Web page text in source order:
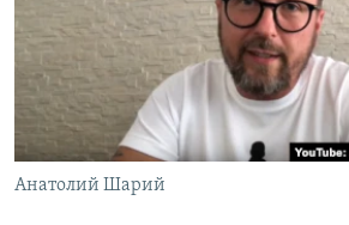
ПОБЕДИТЕЛЕЙ НЕ СУДЯТ?
КРЫМ.НЕПОКОРЕННЫЙ
ELIFBE
УКРАИНСКАЯ ПРОБЛЕМА КРЫМА
ПРИСОЕДИНЯЙТЕСЬ!
Все сайты RFE/RL
Анатолий Шарий